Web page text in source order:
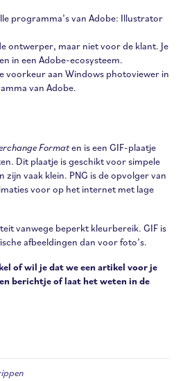
programma’s van Adobe: Illustrator
ontwerper, maar niet voor de klant. Je
in een Adobe-ecosysteem.
voorkeur aan Windows photoviewer in
van Adobe.
Formaten is een GIF-plaatje
Dit plaatje is geschikt voor simpele
zijn vaak klein. PNG is de opvolger van
voor op het internet met lage
vanwege beperkt kleurbereik. GIF is
afbeeldingen dan voor foto’s.
of wil je dat we een artikel voor je
berichtje of laat het weten in de